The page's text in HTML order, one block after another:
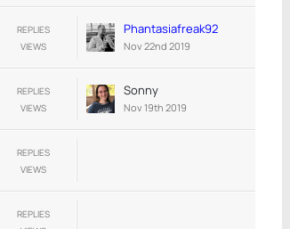
REPLIES
VIEWS
Phantasiafreak92
Nov 22nd 2019
REPLIES
VIEWS
Sonny
Nov 19th 2019
REPLIES
VIEWS
REPLIES